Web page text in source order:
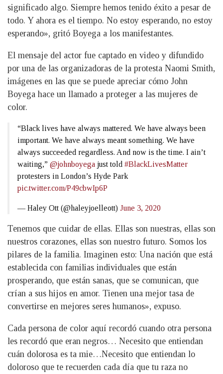
significado algo. Siempre hemos tenido éxito a pesar de
todo. Y ahora es el tiempo. No estoy esperando, no estoy
esperando», gritó Boyega a los manifestantes.
El mensaje del actor fue captado en video y difundido
por una de las organizadoras de la protesta Naomi Smith,
imágenes en las que se puede apreciar cómo John
Boyega hace un llamado a proteger a las mujeres de
color.
“Black lives have always mattered. We have always been
important. We have always meant something. We have
always succeeded regardless. And now is the time. I ain’t
waiting,” @johnboyega just told #BlackLivesMatter
protesters in London’s Hyde Park
pic.twitter.com/P49cbwIp6P
— Haley Ott (@haleyjoelleott) June 3, 2020
Tenemos que cuidar de ellas. Ellas son nuestras, ellas son
nuestros corazones, ellas son nuestro futuro. Somos los
pilares de la familia. Imaginen esto: Una nación que está
establecida con familias individuales que están
prosperando, que están sanas, que se comunican, que
crían a sus hijos en amor. Tienen una mejor tasa de
convertirse en mejores seres humanos», expuso.
Cada persona de color aquí recordó cuando otra persona
les recordó que eran negros… Necesito que entiendan
cuán dolorosa es ta mie…Necesito que entiendan lo
doloroso que te recuerden cada día que tu raza no